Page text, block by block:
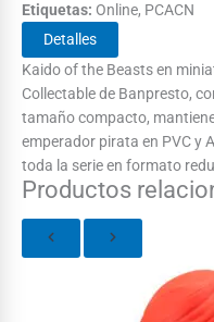
Etiquetas: Online, PCACN
Detalles
Kaido of the Beasts en
Collectable de Banpresto,
tamaño compacto,
emperador pirata en PVC y
toda la serie en formato
Productos